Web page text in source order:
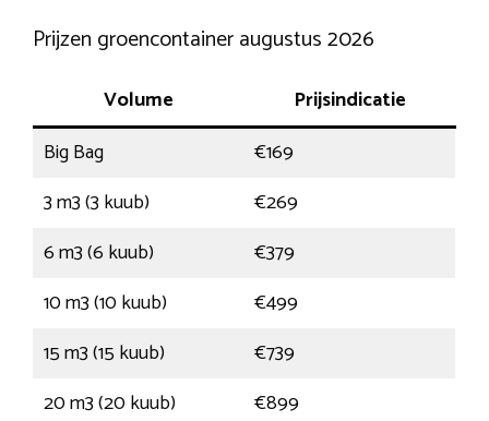
Prijzen groencontainer augustus 2026
Volume
Prijsindicatie
Big Bag
€169
3 m3 (3 kuub)
€269
6 m3 (6 kuub)
€379
10 m3 (10 kuub)
€499
15 m3 (15 kuub)
€739
20 m3 (20 kuub)
€899